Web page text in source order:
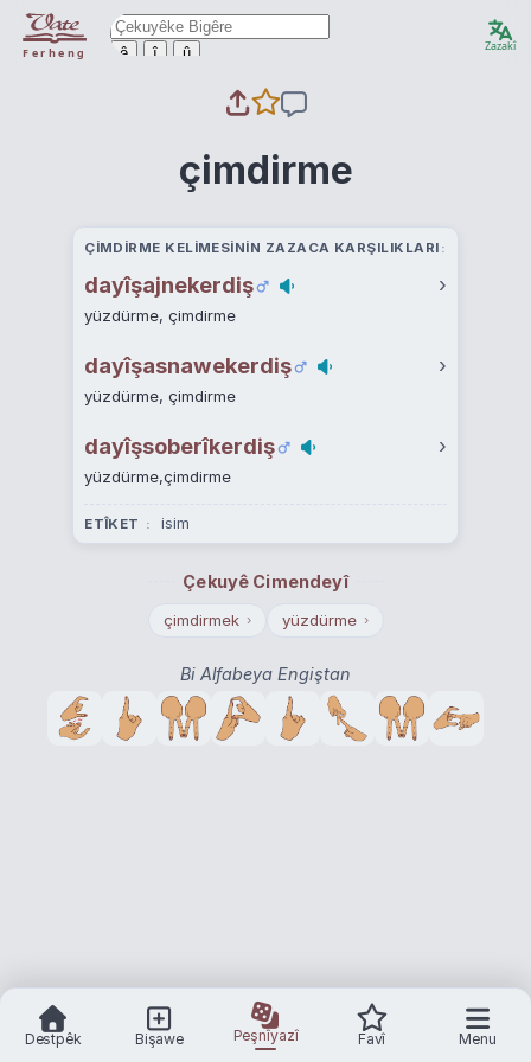
Ferheng ê î û Zazakî
çimdirme
ÇIMDIRME KELIMESININ ZAZACA KARŞILIKLARI
dayîşajnekerdiş ›
yüzdürme, çimdirme
dayîşasnawekerdiş ›
yüzdürme, çimdirme
dayîşsoberîkerdiş ›
yüzdürme,çimdirme
ETÎKET isim
Çekuyê Cimendeyî
çimdirmek › yüzdürme ›
Bi Alfabeya Engiştan
Destpêk Bişawe Peşnîyazî Favî Menu